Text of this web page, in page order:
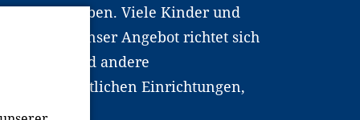
Berufsleben. Viele Kinder und
dabei. Unser Angebot richtet sich
und andere
Einrichtungen,